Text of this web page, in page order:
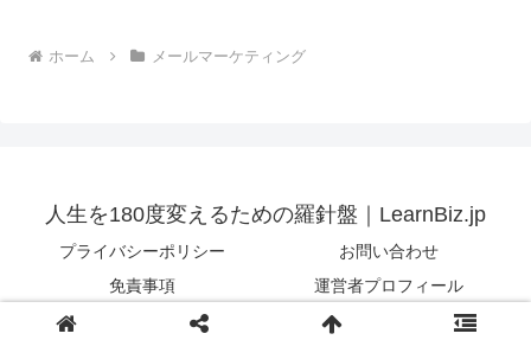
ホーム メールマーケティング
人生を180度変えるための羅針盤｜LearnBiz.jp
プライバシーポリシー
お問い合わせ
免責事項
運営者プロフィール
© 2025 人生を180度変えるための羅針盤｜LearnBiz.jp.